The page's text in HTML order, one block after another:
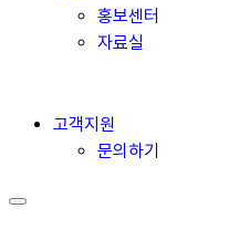
홍보센터
자료실
고객지원
문의하기